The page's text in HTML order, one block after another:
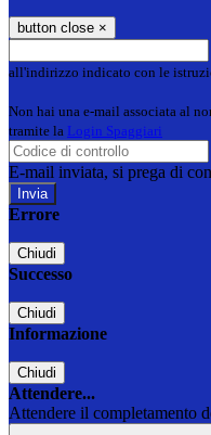
button close ×
all'indirizzo indicato con le
Non hai una e-mail associata al
tramite la Login Spaggiari
E-mail inviata, si prega di
Errore
Chiudi
Successo
Chiudi
Informazione
Chiudi
Attendere...
Attendere il completamento